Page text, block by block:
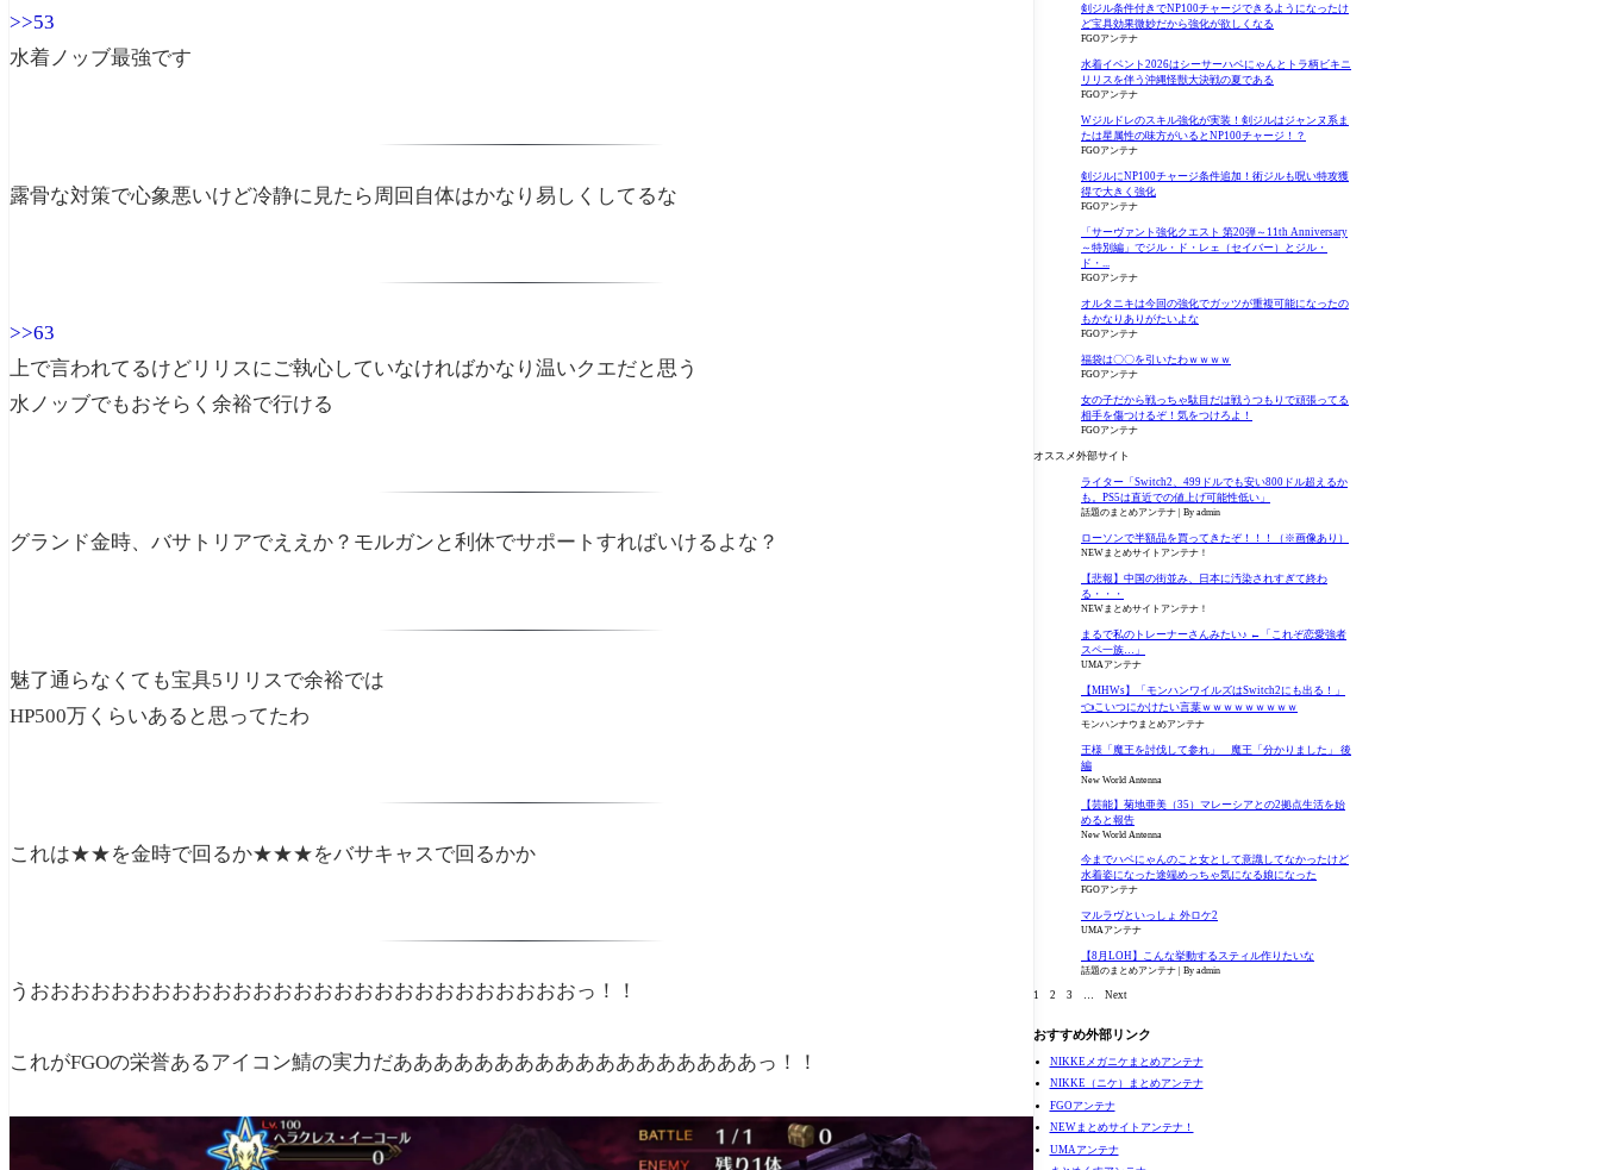
>>53
水着ノッブ最強です
露骨な対策で心象悪いけど冷静に見たら周回自体はかなり易しくしてるな
>>63
上で言われてるけどリリスにご執心していなければかなり温いクエだと思う
水ノッブでもおそらく余裕で行ける
グランド金時、バサトリアでええか？モルガンと利休でサポートすればいけるよな？
魅了通らなくても宝具5リリスで余裕では
HP500万くらいあると思ってたわ
これは★★を金時で回るか★★★をバサキャスで回るかか
うおおおおおおおおおおおおおおおおおおおおおおおおおおおっ！！
これがFGOの栄誉あるアイコン鯖の実力だああああああああああああああああああっ！！
剣ジル条件付きでNP100チャージできるようになったけ
ど宝具効果微妙だから強化が欲しくなる
FGOアンテナ
水着イベント2026はシーサーハベにゃんとトラ柄ビキニ
リリスを伴う沖縄怪獣大決戦の夏である
FGOアンテナ
Wジルドレのスキル強化が実装！剣ジルはジャンヌ系ま
たは星属性の味方がいるとNP100チャージ！？
FGOアンテナ
剣ジルにNP100チャージ条件追加！術ジルも呪い特攻獲
得で大きく強化
FGOアンテナ
「サーヴァント強化クエスト 第20弾～11th Anniversary
～特別編」でジル・ド・レェ（セイバー）とジル・
ド・...
FGOアンテナ
オルタニキは今回の強化でガッツが重複可能になったの
もかなりありがたいよな
FGOアンテナ
福袋は〇〇を引いたわｗｗｗｗ
FGOアンテナ
女の子だから戦っちゃ駄目だは戦うつもりで頑張ってる
相手を傷つけるぞ！気をつけろよ！
FGOアンテナ
オススメ外部サイト
ライター「Switch2、499ドルでも安い800ドル超えるか
も。PS5は直近での値上げ可能性低い」
話題のまとめアンテナ By admin
ローソンで半額品を買ってきたぞ！！！（※画像あり）
NEWまとめサイトアンテナ！
【悲報】中国の街並み、日本に汚染されすぎて終わ
る・・・
NEWまとめサイトアンテナ！
まるで私のトレーナーさんみたい♪ ←「これぞ恋愛強者
スペ一族…」
UMAアンテナ
【MHWs】「モンハンワイルズはSwitch2にも出る！」
👈こいつにかけたい言葉ｗｗｗｗｗｗｗｗｗ
モンハンナウまとめアンテナ
王様「魔王を討伐して参れ」 魔王「分かりました」 後
編
New World Antenna
【芸能】菊地亜美（35）マレーシアとの2拠点生活を始
めると報告
New World Antenna
今までハベにゃんのこと女として意識してなかったけど
水着姿になった途端めっちゃ気になる娘になった
FGOアンテナ
マルラヴといっしょ 外ロケ2
UMAアンテナ
【8月LOH】こんな挙動するスティル作りたいな
話題のまとめアンテナ By admin
1 2 3 Next
おすすめ外部リンク
NIKKEメガニケまとめアンテナ
NIKKE（ニケ）まとめアンテナ
FGOアンテナ
NEWまとめサイトアンテナ！
UMAアンテナ